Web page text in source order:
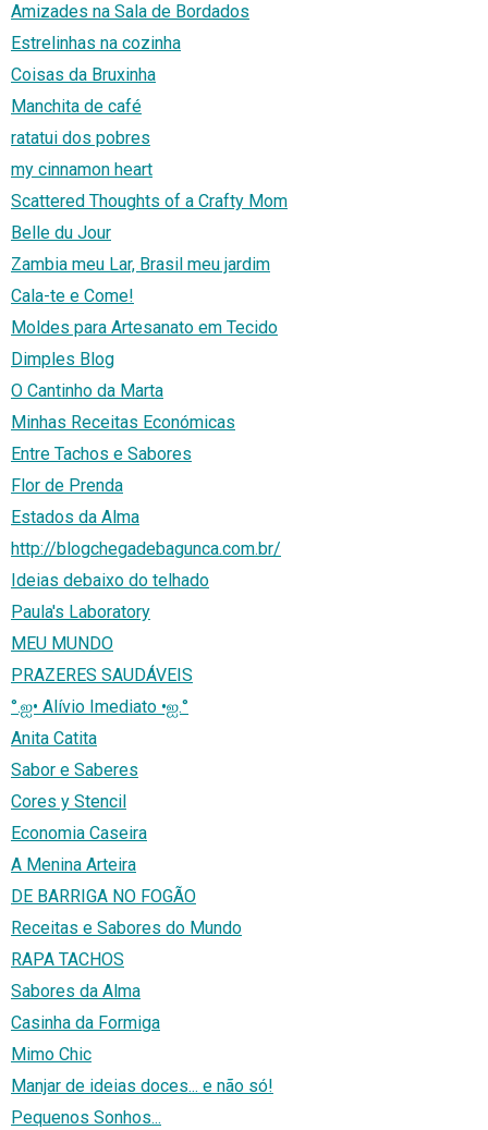
Amizades na Sala de Bordados
Estrelinhas na cozinha
Coisas da Bruxinha
Manchita de café
ratatui dos pobres
my cinnamon heart
Scattered Thoughts of a Crafty Mom
Belle du Jour
Zambia meu Lar, Brasil meu jardim
Cala-te e Come!
Moldes para Artesanato em Tecido
Dimples Blog
O Cantinho da Marta
Minhas Receitas Económicas
Entre Tachos e Sabores
Flor de Prenda
Estados da Alma
http://blogchegadebagunca.com.br/
Ideias debaixo do telhado
Paula's Laboratory
MEU MUNDO
PRAZERES SAUDÁVEIS
°.ஐ• Alívio Imediato •ஐ.°
Anita Catita
Sabor e Saberes
Cores y Stencil
Economia Caseira
A Menina Arteira
DE BARRIGA NO FOGÃO
Receitas e Sabores do Mundo
RAPA TACHOS
Sabores da Alma
Casinha da Formiga
Mimo Chic
Manjar de ideias doces... e não só!
Pequenos Sonhos...